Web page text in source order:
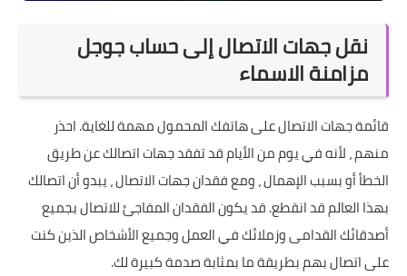
نقل جهات الاتصال إلى حساب جوجل
مزامنة الاسماء
قائمة جهات الاتصال على هاتفك المحمول مهمة للغاية. احذر
منهم ، لأنه في يوم من الأيام قد تفقد جهات اتصالك عن طريق
الخطأ أو بسبب الإهمال ، ومع فقدان جهات الاتصال ، يبدو أن اتصالك
بهذا العالم قد انقطع. قد يكون الفقدان المفاجئ للاتصال بجميع
أصدقائك القدامى وزملائك في العمل وجميع الأشخاص الذين كنت
على اتصال بهم بطريقة ما بمثابة صدمة كبيرة لك.